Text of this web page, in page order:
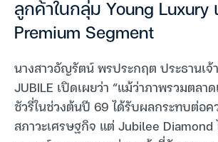
ลูกค้าในกลุ่ม Young Luxury
Premium Segment
นางสาวอัญรัตน์ พรประกฤต ประธานเจ้
JUBILE เปิดเผยว่า “แม้ว่าภาพรวมตลา
ชัวรี่ในช่วงต้นปี 69 ได้รับผลกระทบต่อค
สภาวะเศรษฐกิจ แต่ Jubilee